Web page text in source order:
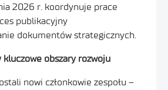
2026 r. koordynuje prace
publikacyjny
dokumentów strategicznych.
obszary rozwoju
nowi członkowie zespołu –